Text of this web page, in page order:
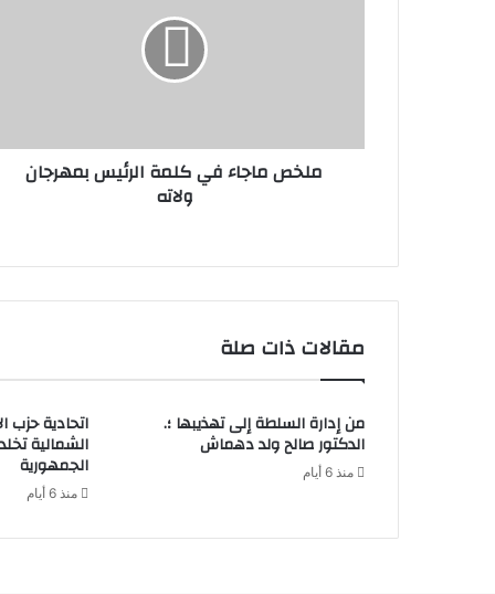
ملخص ماجاء في كلمة الرئيس بمهرجان
ولاته
مقالات ذات صلة
من إدارة السلطة إلى تهذيبها ؛.
الدكتور صالح ولد دهماش
منذ 6 أيام
اتحادية حزب
الشمالية
الجمهورية
منذ 6 أيام